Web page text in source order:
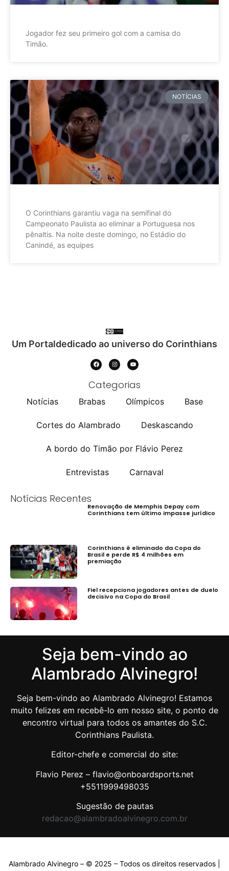
Jogador fez seu primeiro gol com a camisa do
Timão.
NOTÍCIAS
O Corinthians garantiu vaga na semifinal do
Campeonato Paulista ao eliminar a Portuguesa nos
pênaltis. Na noite deste domingo, no Estádio do
Canindé, as equipes
Um Portaldedicado ao universo do Corinthians
Categorias
Notícias Brabas Olímpicos Base
Cortes do Alambrado Deskascando
A bordo do Timão por Flávio Perez
Entrevistas Carnaval
Notícias Recentes
Renovação de Memphis Depay com
Corinthians tem último impasse jurídico
Corinthians é eliminado da Copa do
Brasil e perde R$ 4 milhões em
premiação
Fiel recepciona jogadores antes de duelo
decisivo na Copa do Brasil
Seja bem-vindo ao
Alambrado Alvinegro!
Seja bem-vindo ao Alambrado Alvinegro! Estamos
muito felizes em recebê-lo em nosso site, o ponto de
encontro virtual para todos os amantes do S.C.
Corinthians Paulista.
Editor-chefe e comercial do site:
Flavio Perez – flavio@onboardsports.net
+5511999498035
Sugestão de pautas
redacao@alambradoalvinegro.com.br
Alambrado Alvinegro – © 2025 – Todos os direitos reservados |